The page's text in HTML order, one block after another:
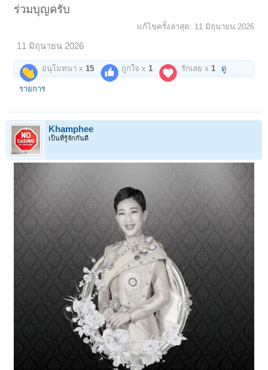
หลายครั้งหลายหน ฝึกจิตกล้าแข็ง ยุคสมัยที่ป่าดงพงดิบเต็มไปด้วยเสือ ช้าง
หมี อสรพิษร้าย ฯลฯ การเดินป่าเอกอุได้รับวิชาการด้านแพทย์โบราณ และ
รวมไปถึงสรรพวิชาทางจิต วิทยาการที่ศักดิ์สิทธิ์วิเศษอื่นๆ อันได้ร่ำเรียนจาก
เมื่อปกครอง "วัดท่าฬ่อ" ในปี 2437 วัดที่ทรุดโทรมไร้ผู้คนเหลียวแล แต่ด้วย
บารมีแก่กล้า และความมุ่งมั่นบวกกับวิทยาการยอดเยี่ยมหลายแขนง ทำให้
แม้แต่ สมเด็จพระมหาสมณเจ้า กรมพระยาวชิรญาณวโรรส เสด็จตรวจ
ราชการมณฑลสงฆ์ภาคเหนือ ในปี 2455 ได้ประทับแรมวัดท่าฬ่อ ยังทรง
ชมเชย "หลวงปู่ภู" มากมายและพระราชทานที่ฐานันดรสมณศักดิ์ ให้รับ
พระราชทานสัญญาบัตรจากพระบาทสมเด็จพระเจ้าอยู่หัว เป็น "พระครูธุระ
ศักดิ์เกียรติคุณ" เป็นพระครูพิเศษ
หลวงปู่ภูมีความเชี่ยวชาญด้านสร้างวัตถุมงคลครบถ้วนเนื้อหา ที่ขึ้นชื่อ
ลือชาสุดเป็น เหรียญหางแมลงป่องเนื้อตะกั่ว อื่นๆก็มี...
พระเนื้อผงดำ พิมพ์ปิดตา พิมพ์สมาธิ,ตะกรุดโทน มหาอุด,ผ้ายันต์,พระงา
แกะ,เหรียญใบมะยม, พระเนื้อผงพุทธคุณพิมพ์ต่างๆ...
ท่านเขียนผง ลบผง เสกผงเองด้วยเป็นคนมีวิชาฝีมือเชิงช่างสูง ลายมือสวย
ผงที่บรรจงเขียน-ลบ ทำตามตำราทุกกระบวนท่า และเสกเองตามขั้นตอนที่
ร่ำเรียน ไม่มั่นใจจะไม่มอบให้ลูกศิษย์และผู้รอรับเอาไปใช้บูชา
หนึ่งในพระเนื้อผงดำอันขึ้นชื่อลือชาของ "หลวงปู่ภู" ที่สร้างเป็น "พระปิด
ตา" พิมพ์กลีบบัว ฐานบัว มีความพิเศษด้วยการ "คลุกรัก-จุ่มรัก-ปิดทอง"
ครบถ้วนตามตำรา นำมอบให้ชมเป็นความรู้ดูเพลินว่าเป็นพระที่หายากอีก
หนึ่งพิมพ์ของท่าน
สำหรับผู้ชื่นชอบในปฏิปทาและคุณประเสริฐล้ำเลิศ "หลวงปู่ภู" ปรารถนา
บูชา ก็ยินดีมอบให้ร่วมบุญ...
=======3,500=======
ร่วมบุญครับ
แก้ไขครั้งล่าสุด: 11 มิถุนายน 2026
11 มิถุนายน 2026
อนุโมทนา x 15 ถูกใจ x 1 รักเลย x 1 ดู
รายการ
Khamphee
เป็นที่รู้จักกันดี